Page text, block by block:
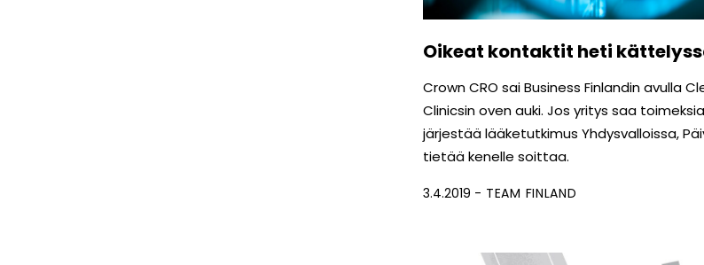
Oikeat kontaktit heti
Crown CRO sai Business Finlandin avulla
Clinicsin oven auki. Jos yritys saa
järjestää lääketutkimus Yhdysvalloissa,
tietää kenelle soittaa.
3.4.2019 TEAM FINLAND